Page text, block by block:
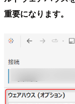
重要になります。